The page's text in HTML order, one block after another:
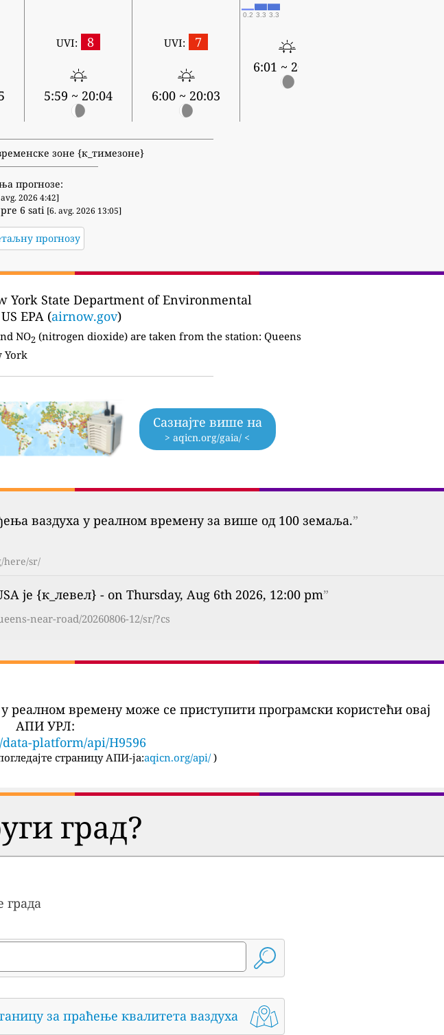
0.2 3.3 3.3
UVI: 8
5:59 ~ 20:04
UVI: 7
6:00 ~ 20:03
6:01 ~ 20:02
зоне {к_тимезоне}
прогнозе:
2026 4:42]
6 sati [6. avg. 2026 13:05]
прогнозу
York State Department of Environmental
EPA (airnow.gov)
NO2 (nitrogen dioxide) are taken from the station: Queens
York
Сазнајте више на
> aqicn.org/gaia/ <
ваздуха у реалном времену за више од 100 земаља.”
here/sr/
је {к_левел} - on Thursday, Aug 6th 2026, 12:00 pm”
near-road/20260806-12/sr/?cs
реалном времену може се приступити програмски користећи овај
АПИ УРЛ:
platform/api/H9596
страницу АПИ-ја:aqicn.org/api/ )
град?
града
за праћење квалитета ваздуха